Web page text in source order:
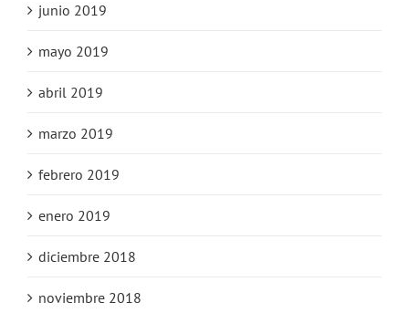
junio 2019
mayo 2019
abril 2019
marzo 2019
febrero 2019
enero 2019
diciembre 2018
noviembre 2018